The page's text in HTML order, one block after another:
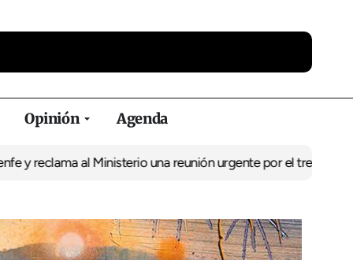
Opinión Agenda
al Ministerio una reunión urgente por el trenEl BNG exige